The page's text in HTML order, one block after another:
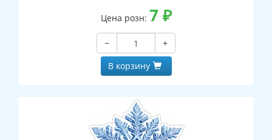
Цена розн: 7 ₽
−
+
В корзину